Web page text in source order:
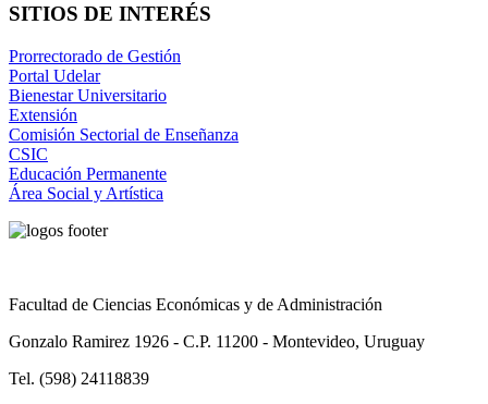
SITIOS DE INTERÉS
Prorrectorado de Gestión
Portal Udelar
Bienestar Universitario
Extensión
Comisión Sectorial de Enseñanza
CSIC
Educación Permanente
Área Social y Artística
Facultad de Ciencias Económicas y de Administración
Gonzalo Ramirez 1926 - C.P. 11200 - Montevideo, Uruguay
Tel. (598) 24118839